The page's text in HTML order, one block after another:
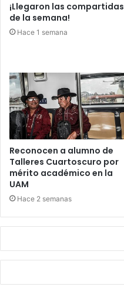
¡Llegaron las compartidas
de la semana!
Hace 1 semana
Reconocen a alumno de
Talleres Cuartoscuro por
mérito académico en la
UAM
Hace 2 semanas